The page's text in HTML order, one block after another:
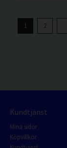
1 2
Kundtjänst
Mina sidor
Köpvillkor